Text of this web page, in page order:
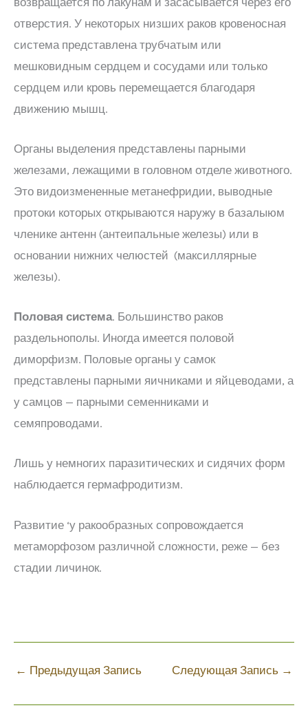
отверстия. У некоторых низших раков кровеносная
система представлена трубчатым или
мешковидным сердцем и сосудами или только
сердцем или кровь перемещается благодаря
движению мышц.
Органы выделения представлены парными
железами, лежащими в головном отделе животного.
Это видоизмененные метанефридии, выводные
протоки которых открываются наружу в базалыюм
членике антенн (антеипальные железы) или в
основании нижних челюстей (максиллярные
железы).
Половая система. Большинство раков
раздельнополы. Иногда имеется половой
диморфизм. Половые органы у самок
представлены парными яичниками и яйцеводами, а
у самцов — парными семенниками и
семяпроводами.
Лишь у немногих паразитических и сидячих форм
наблюдается гермафродитизм.
Развитие ‘у ракообразных сопровождается
метаморфозом различной сложности, реже — без
стадии личинок.
← Предыдущая Запись Следующая Запись →